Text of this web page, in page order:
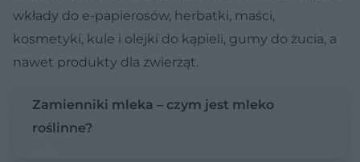
wkłady do e-papierosów, herbatki, maści,
kosmetyki, kule i olejki do kąpieli, gumy do żucia, a
nawet produkty dla zwierząt.
Zamienniki mleka – czym jest mleko
roślinne?